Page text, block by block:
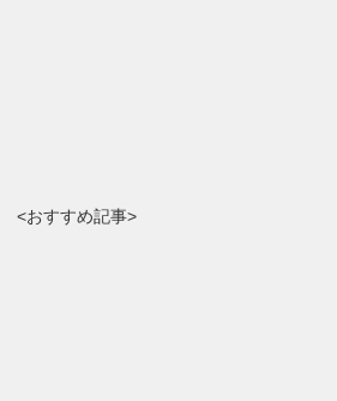
<おすすめ記事>